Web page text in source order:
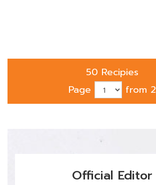
50 Recipies
Page
from 2
Official Editor